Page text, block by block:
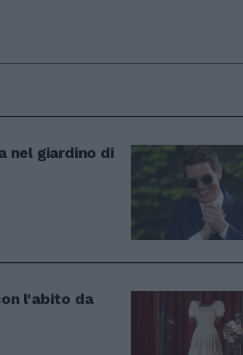
nel giardino di
l'abito da